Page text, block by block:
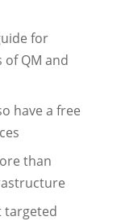
for
QM and
have a free
than
targeted